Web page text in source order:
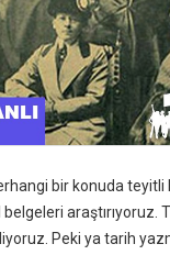
bir konuda teyitli
araştırıyoruz.
Peki ya tarih